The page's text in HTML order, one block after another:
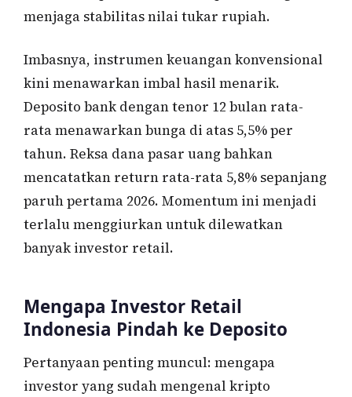
menjaga stabilitas nilai tukar rupiah.
Imbasnya, instrumen keuangan konvensional
kini menawarkan imbal hasil menarik.
Deposito bank dengan tenor 12 bulan rata-
rata menawarkan bunga di atas 5,5% per
tahun. Reksa dana pasar uang bahkan
mencatatkan return rata-rata 5,8% sepanjang
paruh pertama 2026. Momentum ini menjadi
terlalu menggiurkan untuk dilewatkan
banyak investor retail.
Mengapa Investor Retail
Indonesia Pindah ke Deposito
Pertanyaan penting muncul: mengapa
investor yang sudah mengenal kripto